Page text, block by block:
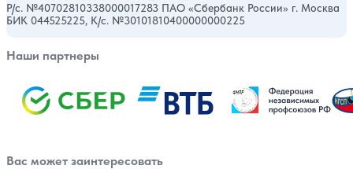
Р/с. №40702810338000017283 ПАО «Сбербанк России» г. Москва
БИК 044525225, К/с. №30101810400000000225
Наши партнеры
Вас может заинтересовать